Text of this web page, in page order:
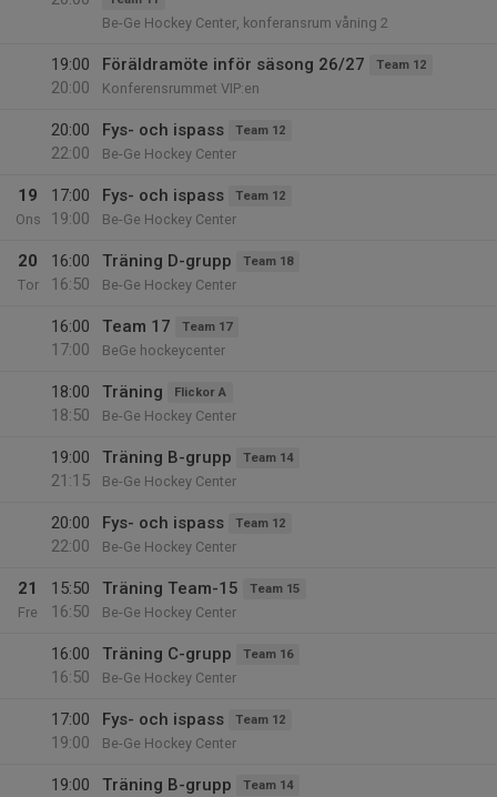
Be-Ge Hockey Center, konferansrum våning 2
19:00
20:00
Föräldramöte inför säsong 26/27 Team 12
Konferensrummet VIP:en
20:00
22:00
Fys- och ispass Team 12
Be-Ge Hockey Center
19
Ons
17:00
19:00
Fys- och ispass Team 12
Be-Ge Hockey Center
20
Tor
16:00
16:50
Träning D-grupp Team 18
Be-Ge Hockey Center
16:00
17:00
Team 17 Team 17
BeGe hockeycenter
18:00
18:50
Träning Flickor A
Be-Ge Hockey Center
19:00
21:15
Träning B-grupp Team 14
Be-Ge Hockey Center
20:00
22:00
Fys- och ispass Team 12
Be-Ge Hockey Center
21
Fre
15:50
16:50
Träning Team-15 Team 15
Be-Ge Hockey Center
16:00
16:50
Träning C-grupp Team 16
Be-Ge Hockey Center
17:00
19:00
Fys- och ispass Team 12
Be-Ge Hockey Center
19:00
Träning B-grupp Team 14